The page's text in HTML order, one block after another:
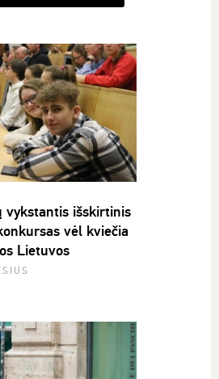
vykstantis išskirtinis
vėl kviečia
Lietuvos